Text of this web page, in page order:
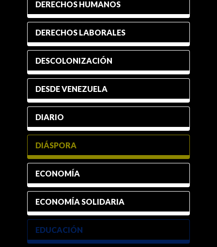
DERECHOS HUMANOS
DERECHOS LABORALES
DESCOLONIZACIÓN
DESDE VENEZUELA
DIARIO
DIÁSPORA
ECONOMÍA
ECONOMÍA SOLIDARIA
EDUCACIÓN